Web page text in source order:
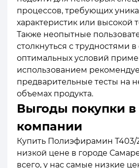
процессов, требующих
характеристик или высокой
Также неопытные
столкнуться с трудностями
оптимальных условий
использованием
предварительные тесты на
объемах продукта.
Выгоды покупки
компании
Купить Полиэфирамин Т403/
низкой цене в городе
всего, у нас самые низкие